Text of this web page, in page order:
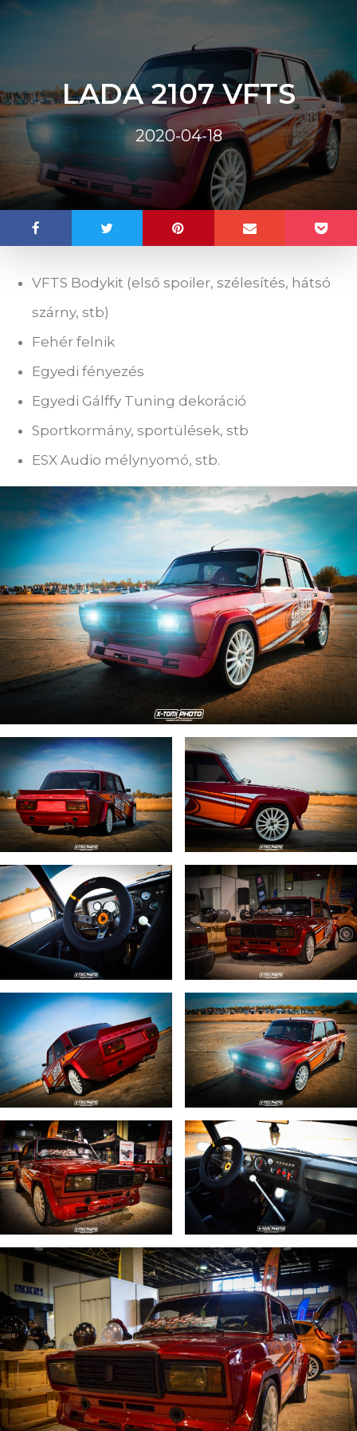
LADA 2107 VFTS
2020-04-18
VFTS Bodykit (első spoiler, szélesítés, hátsó
szárny, stb)
Fehér felnik
Egyedi fényezés
Egyedi Gálffy Tuning dekoráció
Sportkormány, sportülések, stb
ESX Audio mélynyomó, stb.